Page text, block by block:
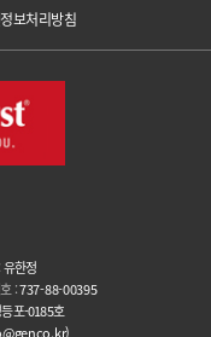
보처리방침
유한정
:737-88-00395
포-0185호